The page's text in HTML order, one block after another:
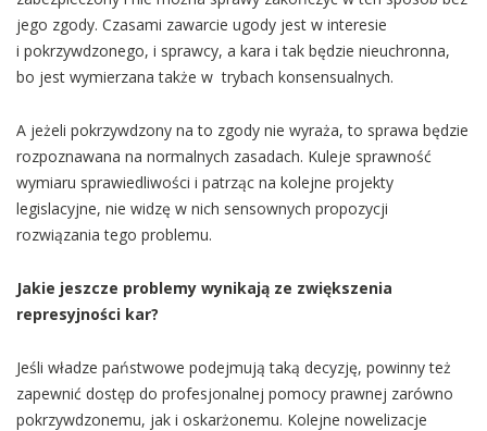
jego zgody. Czasami zawarcie ugody jest w interesie
i pokrzywdzonego, i sprawcy, a kara i tak będzie nieuchronna,
bo jest wymierzana także w trybach konsensualnych.
A jeżeli pokrzywdzony na to zgody nie wyraża, to sprawa będzie
rozpoznawana na normalnych zasadach. Kuleje sprawność
wymiaru sprawiedliwości i patrząc na kolejne projekty
legislacyjne, nie widzę w nich sensownych propozycji
rozwiązania tego problemu.
Jakie jeszcze problemy wynikają ze zwiększenia
represyjności kar?
Jeśli władze państwowe podejmują taką decyzję, powinny też
zapewnić dostęp do profesjonalnej pomocy prawnej zarówno
pokrzywdzonemu, jak i oskarżonemu. Kolejne nowelizacje